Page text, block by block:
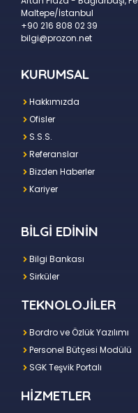
Maltepe/İstanbul
+90 216 808 02 39
bilgi@prozon.net
KURUMSAL
Hakkımızda
Ofisler
S.S.S.
Referanslar
Bizden Haberler
Kariyer
BİLGİ EDİNİN
Bilgi Bankası
Sirküler
TEKNOLOJİLER
Bordro ve Özlük Yazılımı
Personel Bütçesi Modülü
SGK Teşvik Portalı
HİZMETLER